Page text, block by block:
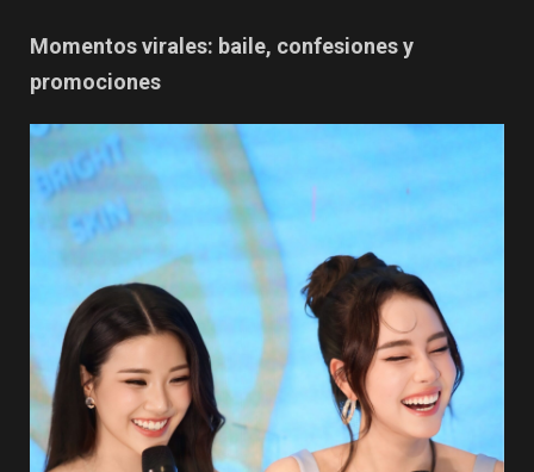
Momentos virales: baile, confesiones y
promociones